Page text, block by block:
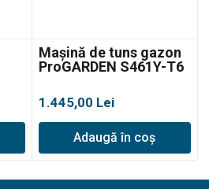
Mașină de tuns gazon
ProGARDEN S461Y-T6
1.445,00 Lei
Adaugă în coș